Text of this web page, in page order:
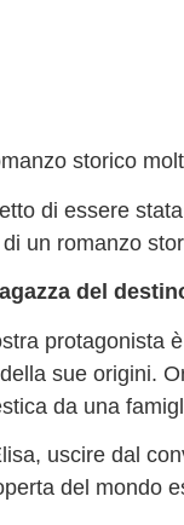
storico
di essere
un romanzo
del
protagonista è
sue origini.
da una
uscire dal
del mondo